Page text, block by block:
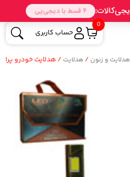
0
حساب کاربری
هدلایت و زنون / هدلایت / هدلایت خودرو پرایم